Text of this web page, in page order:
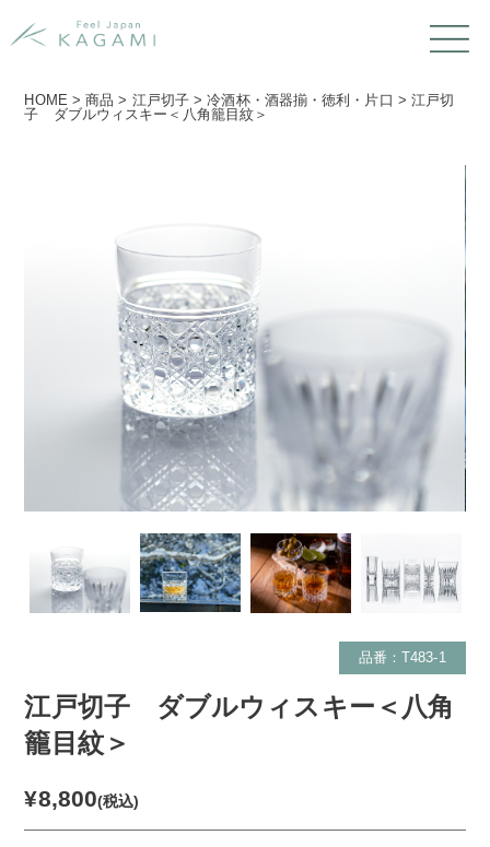
HOME >商品 > 江戸切子 >冷酒杯・酒器揃・徳利・片口 > 江戸切
子 ダブルウィスキー＜八角籠目紋＞
品番：T483-1
江戸切子 ダブルウィスキー＜八角
籠目紋＞
¥8,800(税込)